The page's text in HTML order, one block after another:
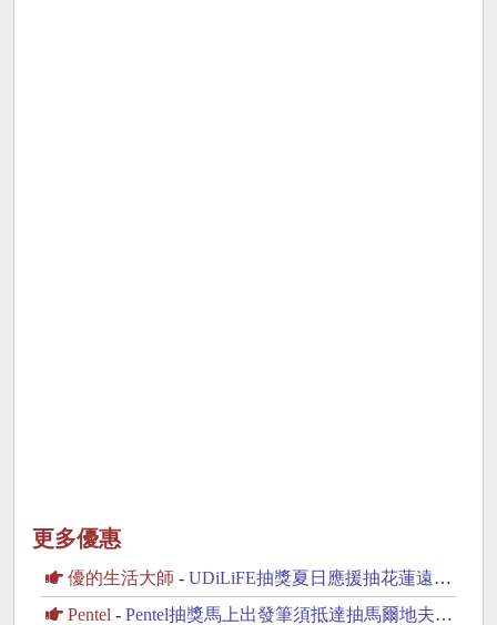
更多優惠
優的生活大師 - UDiLiFE抽獎夏日應援抽花蓮遠雄星級住宿券
Pentel - Pentel抽獎馬上出發筆須抵達抽馬爾地夫雙人來回機票